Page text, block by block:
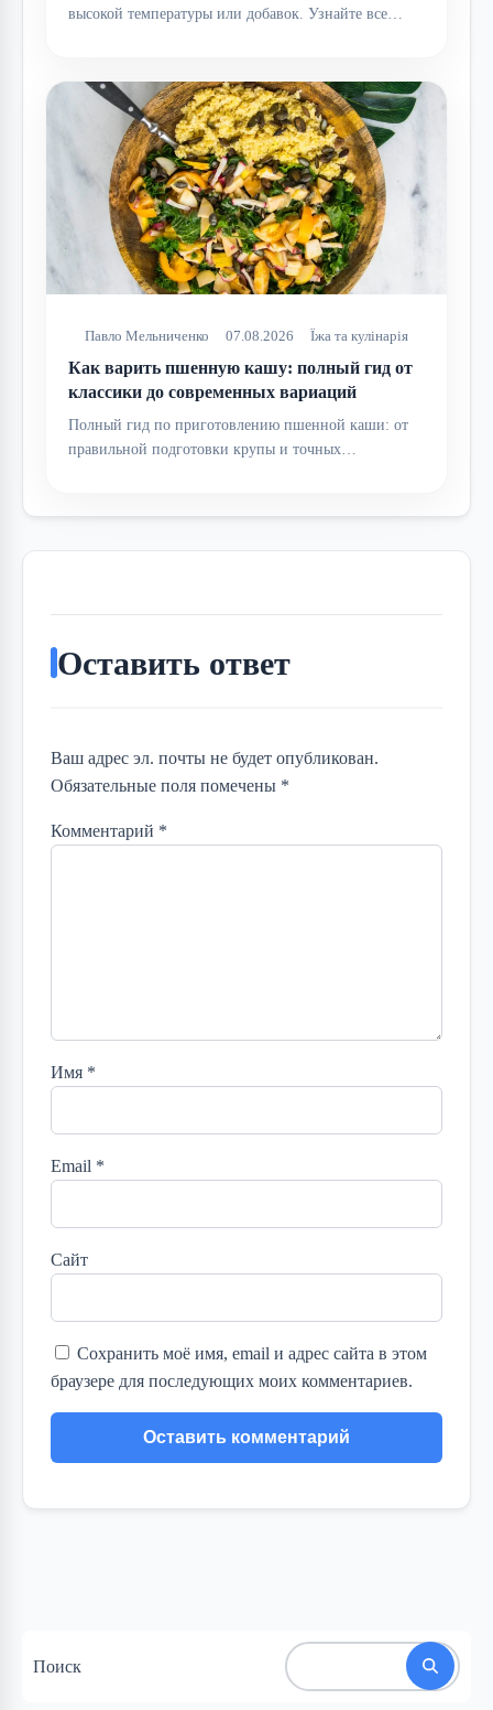
высокой температуры или добавок. Узнайте все…
Павло Мельниченко 07.08.2026 Їжа та кулінарія
Как варить пшенную кашу: полный гид от
классики до современных вариаций
Полный гид по приготовлению пшенной каши: от
правильной подготовки крупы и точных…
Оставить ответ
Ваш адрес эл. почты не будет опубликован.
Обязательные поля помечены *
Комментарий *
Имя *
Email *
Сайт
Сохранить моё имя, email и адрес сайта в этом
браузере для последующих моих комментариев.
Поиск